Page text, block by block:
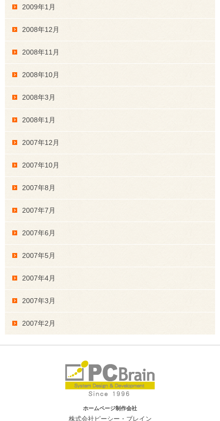
2009年1月
2008年12月
2008年11月
2008年10月
2008年3月
2008年1月
2007年12月
2007年10月
2007年8月
2007年7月
2007年6月
2007年5月
2007年4月
2007年3月
2007年2月
ホームページ制作会社
株式会社ピーシー・ブレイン